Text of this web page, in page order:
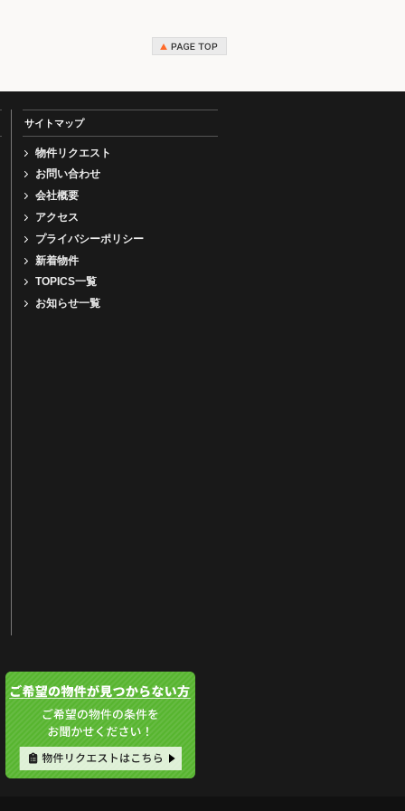
サイトマップ
物件リクエスト
お問い合わせ
会社概要
アクセス
プライバシーポリシー
新着物件
TOPICS一覧
お知らせ一覧